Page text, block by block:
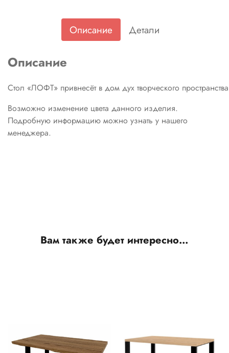
Описание Детали
Описание
Стол «ЛОФТ» привнесётв дом дух творческого
Возможно изменение цвета данного изделия.
Подробную информацию можно узнать у нашего
менеджера.
Вам также будет интересно…